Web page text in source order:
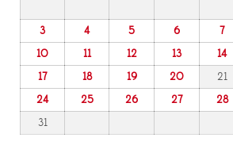
3
4 5 6 7
10
11 12 13 14
17
18 19 20 21
24
25 26 27 28
31